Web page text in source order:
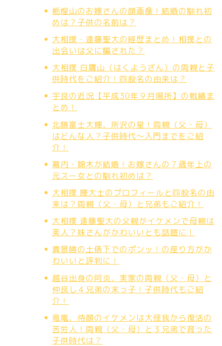
栃煌山のお嫁さんの顔画像！結婚の馴れ初
めは？子供の名前は？
大相撲・遠藤聖大の経歴まとめ！相撲との
出会いは父に騙された？
大相撲 白鷹山（はくようざん）の両親と子
供時代をご紹介！四股名の由来は？
宇良の近況【平成30年９月場所】の戦績ま
とめ！
北勝富士大輝、所沢の星！両親（父・母）
はどんな人？子供時代～入門までをご紹
介！
幕内・錦木が結婚！お嫁さんの７歳年上の
元スー女との馴れ初めは？
大相撲 輝大士のプロフィールと四股名の由
来は？両親（父・母）と兄弟もご紹介！
大相撲 遠藤聖大の父親がイケメンで母親は
美人？妹さんがかわいいとも話題に！
貴景勝の土俵下でのポンッ！の座り方がか
わいいと評判に！
越谷出身の阿炎、実家の両親（父・母）と
仲良し４兄弟の末っ子！子供時代もご紹
介！
竜電、侍顔のイケメンは大怪我から復活の
苦労人！両親（父・母）と３兄弟で育った
子供時代は？